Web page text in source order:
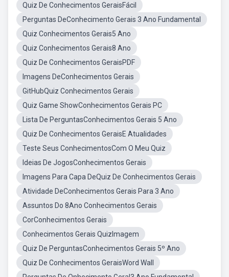
Quiz De Conhecimentos GeraisFácil
Perguntas DeConhecimento Gerais 3 Ano Fundamental
Quiz Conhecimentos Gerais5 Ano
Quiz Conhecimentos Gerais8 Ano
Quiz De Conhecimentos GeraisPDF
Imagens DeConhecimentos Gerais
GitHubQuiz Conhecimentos Gerais
Quiz Game ShowConhecimentos Gerais PC
Lista De PerguntasConhecimentos Gerais 5 Ano
Quiz De Conhecimentos GeraisE Atualidades
Teste Seus ConhecimentosCom O Meu Quiz
Ideias De JogosConhecimentos Gerais
Imagens Para Capa DeQuiz De Conhecimentos Gerais
Atividade DeConhecimentos Gerais Para 3 Ano
Assuntos Do 8Ano Conhecimentos Gerais
CorConhecimentos Gerais
Conhecimentos Gerais QuizImagem
Quiz De PerguntasConhecimentos Gerais 5º Ano
Quiz De Conhecimentos GeraisWord Wall